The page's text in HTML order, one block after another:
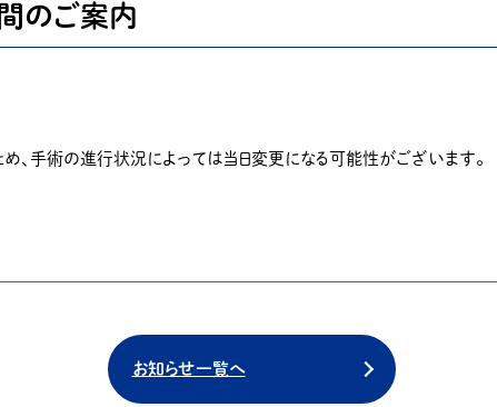
間のご案内
、手術の進行状況によっては当日変更になる可能性がございます。
お知らせ一覧へ